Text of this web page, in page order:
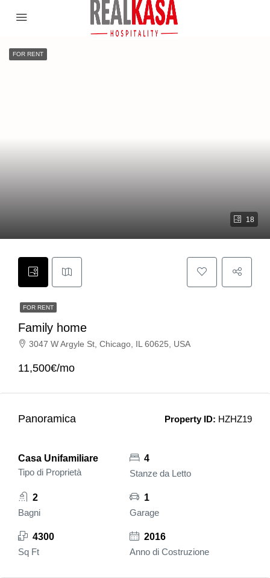
18
FOR RENT
FOR RENT
Family home
3047 W Argyle St, Chicago, IL 60625, USA
11,500€/mo
Panoramica Property ID: HZHZ19
Casa Unifamiliare
Tipo di Proprietà
4
Stanze da Letto
2
Bagni
1
Garage
4300
Sq Ft
2016
Anno di Costruzione